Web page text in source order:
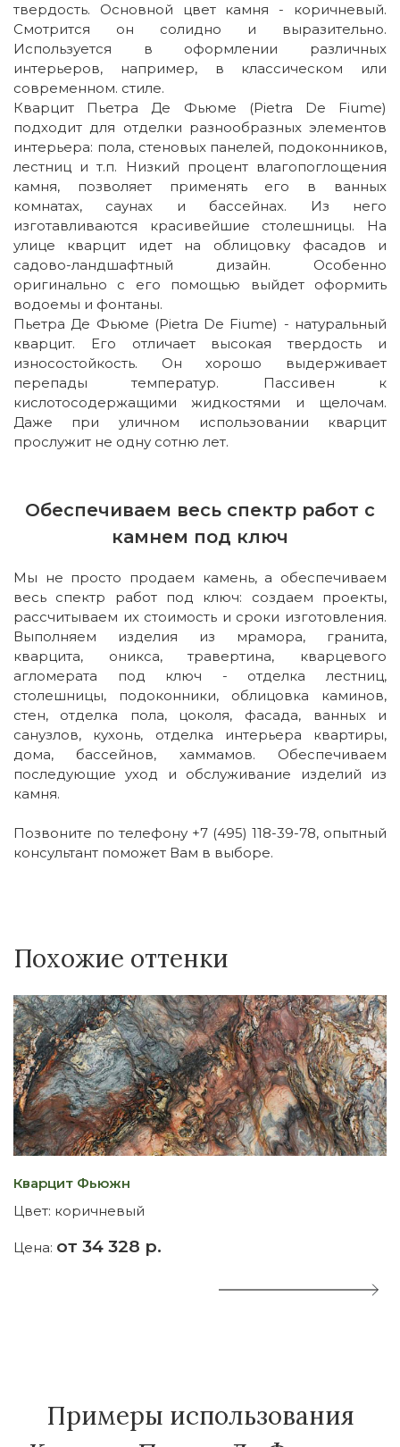
твердость. Основной цвет камня - коричневый.
Смотрится он солидно и выразительно.
Используется в оформлении различных
интерьеров, например, в классическом или
современном. стиле.
Кварцит Пьетра Де Фьюме (Pietra De Fiume)
подходит для отделки разнообразных элементов
интерьера: пола, стеновых панелей, подоконников,
лестниц и т.п. Низкий процент влагопоглощения
камня, позволяет применять его в ванных
комнатах, саунах и бассейнах. Из него
изготавливаются красивейшие столешницы. На
улице кварцит идет на облицовку фасадов и
садово-ландшафтный дизайн. Особенно
оригинально с его помощью выйдет оформить
водоемы и фонтаны.
Пьетра Де Фьюме (Pietra De Fiume) - натуральный
кварцит. Его отличает высокая твердость и
износостойкость. Он хорошо выдерживает
перепады температур. Пассивен к
кислотосодержащими жидкостями и щелочам.
Даже при уличном использовании кварцит
прослужит не одну сотню лет.
Обеспечиваем весь спектр работ с
камнем под ключ
Мы не просто продаем камень, а обеспечиваем
весь спектр работ под ключ: создаем проекты,
рассчитываем их стоимость и сроки изготовления.
Выполняем изделия из мрамора, гранита,
кварцита, оникса, травертина, кварцевого
агломерата под ключ - отделка лестниц,
столешницы, подоконники, облицовка каминов,
стен, отделка пола, цоколя, фасада, ванных и
санузлов, кухонь, отделка интерьера квартиры,
дома, бассейнов, хаммамов. Обеспечиваем
последующие уход и обслуживание изделий из
камня.
Позвоните по телефону +7 (495) 118-39-78, опытный
консультант поможет Вам в выборе.
Похожие оттенки
Кварцит Фьюжн
Цвет: коричневый
Цена: от 34 328 р.
Примеры использования